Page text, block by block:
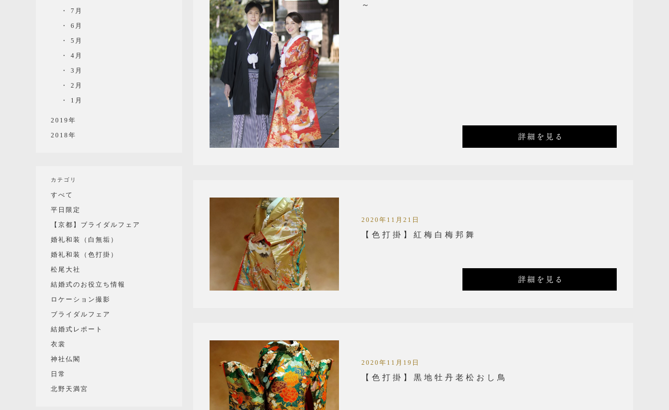
～
2020年11月21日
【色打掛】紅梅白梅邦舞
2020年11月19日
【色打掛】黒地牡丹老松おし鳥
7月
6月
5月
4月
3月
2月
1月
2019年
2018年
カテゴリ
すべて
平日限定
【京都】ブライダルフェア
婚礼和装（白無垢）
婚礼和装（色打掛）
松尾大社
結婚式のお役立ち情報
ロケーション撮影
ブライダルフェア
結婚式レポート
衣裳
神社仏閣
日常
北野天満宮